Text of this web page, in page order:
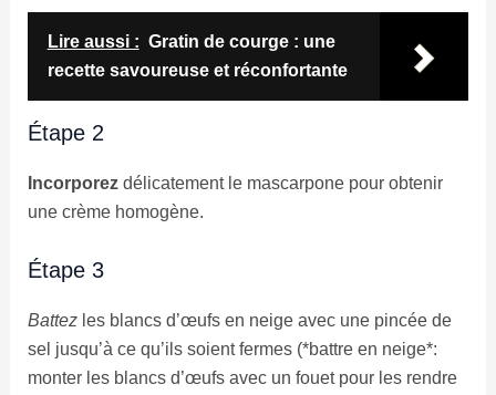
Lire aussi : Gratin de courge : une
recette savoureuse et réconfortante
Étape 2
Incorporezdélicatement le mascarpone pour obtenir
une crème homogène.
Étape 3
Battezles blancs d’œufs en neige avec une pincée de
sel jusqu’à ce qu’ils soient fermes (*battre en neige*:
monter les blancs d’œufs avec un fouet pour les rendre